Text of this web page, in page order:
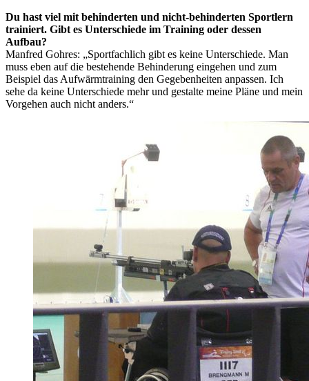
Du hast viel mit behinderten und nicht-behinderten Sportlern
trainiert. Gibt es Unterschiede im Training oder dessen
Aufbau?
Manfred Gohres: „Sportfachlich gibt es keine Unterschiede. Man
muss eben auf die bestehende Behinderung eingehen und zum
Beispiel das Aufwärmtraining den Gegebenheiten anpassen. Ich
sehe da keine Unterschiede mehr und gestalte meine Pläne und mein
Vorgehen auch nicht anders.“